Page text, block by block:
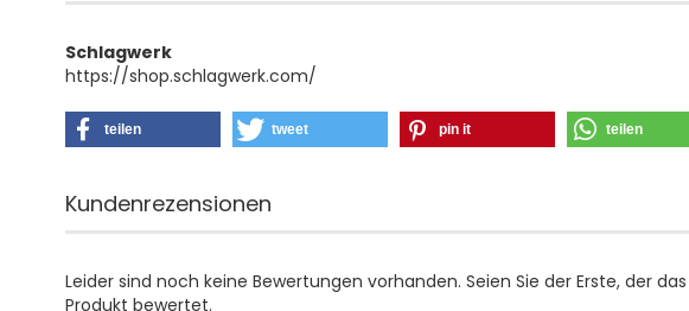
Schlagwerk
https://shop.schlagwerk.com/
teilen tweet pin it teilen
Kundenrezensionen
Leider sind noch keine Bewertungen vorhanden. Seien Sie der Erste, der das
Produkt bewertet.